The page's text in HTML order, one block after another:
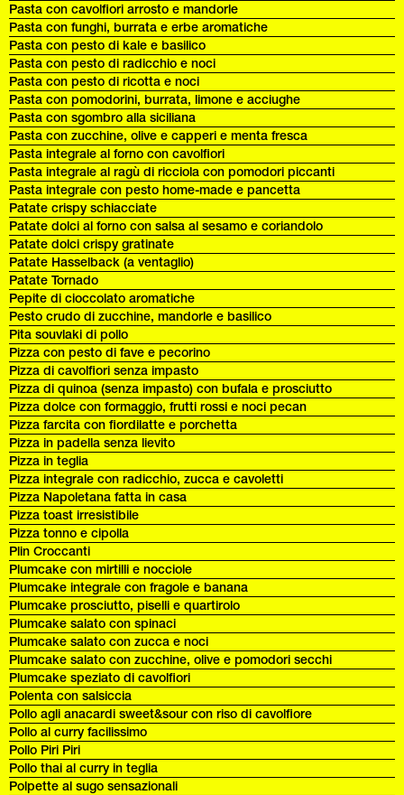
Pasta con cavolfiori arrosto e mandorle
Pasta con funghi, burrata e erbe aromatiche
Pasta con pesto di kale e basilico
Pasta con pesto di radicchio e noci
Pasta con pesto di ricotta e noci
Pasta con pomodorini, burrata, limone e acciughe
Pasta con sgombro alla siciliana
Pasta con zucchine, olive e capperi e menta fresca
Pasta integrale al forno con cavolfiori
Pasta integrale al ragù di ricciola con pomodori piccanti
Pasta integrale con pesto home-made e pancetta
Patate crispy schiacciate
Patate dolci al forno con salsa al sesamo e coriandolo
Patate dolci crispy gratinate
Patate Hasselback (a ventaglio)
Patate Tornado
Pepite di cioccolato aromatiche
Pesto crudo di zucchine, mandorle e basilico
Pita souvlaki di pollo
Pizza con pesto di fave e pecorino
Pizza di cavolfiori senza impasto
Pizza di quinoa (senza impasto) con bufala e prosciutto
Pizza dolce con formaggio, frutti rossi e noci pecan
Pizza farcita con fiordilatte e porchetta
Pizza in padella senza lievito
Pizza in teglia
Pizza integrale con radicchio, zucca e cavoletti
Pizza Napoletana fatta in casa
Pizza toast irresistibile
Pizza tonno e cipolla
Plin Croccanti
Plumcake con mirtilli e nocciole
Plumcake integrale con fragole e banana
Plumcake prosciutto, piselli e quartirolo
Plumcake salato con spinaci
Plumcake salato con zucca e noci
Plumcake salato con zucchine, olive e pomodori secchi
Plumcake speziato di cavolfiori
Polenta con salsiccia
Pollo agli anacardi sweet&sour con riso di cavolfiore
Pollo al curry facilissimo
Pollo Piri Piri
Pollo thai al curry in teglia
Polpette al sugo sensazionali